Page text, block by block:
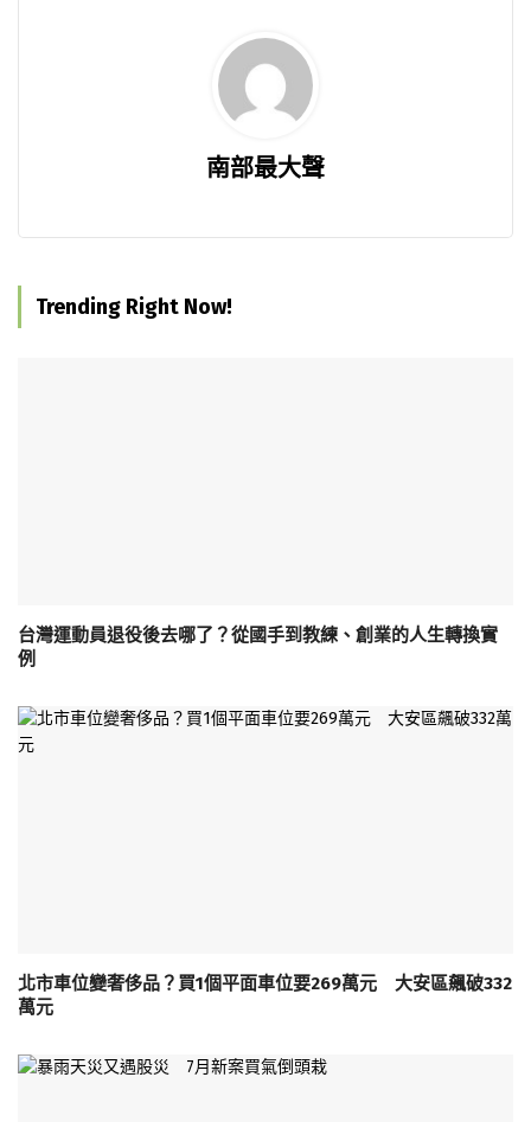
南部最大聲
Trending Right Now!
台灣運動員退役後去哪了？從國手到教練、創業的人生轉換實
例
北市車位變奢侈品？買1個平面車位要269萬元 大安區飆破332
萬元